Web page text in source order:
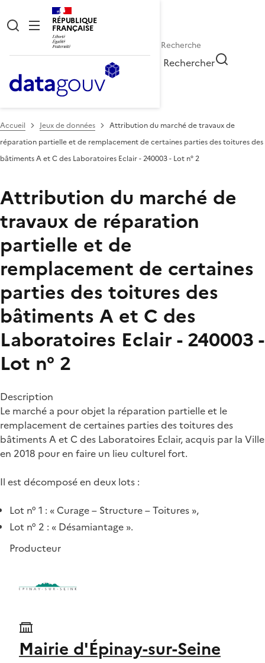
RÉPUBLIQUE
FRANÇAISE
Rechercher
Accueil Jeux de données
Attribution du marché de travaux de
réparation partielle et de remplacement de certaines parties des toitures des
bâtiments A et C des Laboratoires Eclair - 240003 - Lot n° 2
Attribution du marché de
travaux de réparation
partielle et de
remplacement de certaines
parties des toitures des
bâtiments A et C des
Laboratoires Eclair - 240003 -
Lot n° 2
Description
Le marché a pour objet la réparation partielle et le
remplacement de certaines parties des toitures des
bâtiments A et C des Laboratoires Eclair, acquis par la Ville
en 2018 pour en faire un lieu culturel fort.
Il est décomposé en deux lots :
Lot n° 1 : « Curage – Structure – Toitures »,
Lot n° 2 : « Désamiantage ».
Producteur
Mairie d'Épinay-sur-Seine